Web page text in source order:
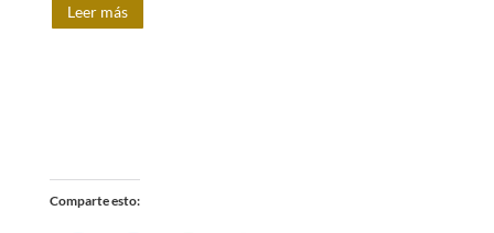
Leer más
Comparte esto: